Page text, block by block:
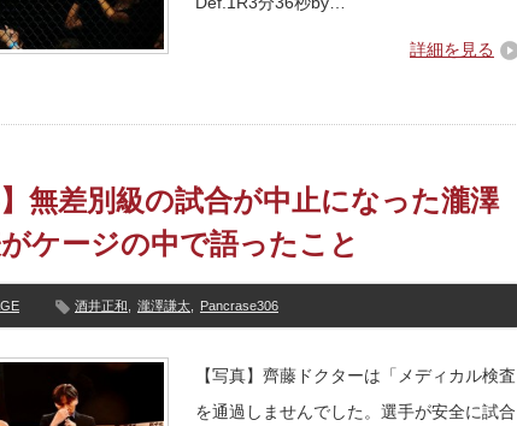
詳細を見る
】無差別級の試合が中止になった瀧澤
ケージの中で語ったこと
酒井正和 瀧澤謙太 Pancrase306
【写真】齊藤ドクターは「メディカル検査
を通過しませんでした。選手が安全に試合